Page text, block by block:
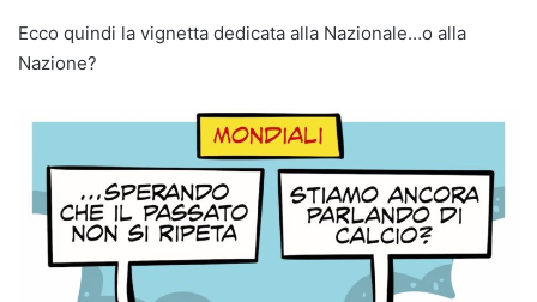
Ecco quindi la vignetta dedicata alla Nazionale…o alla
Nazione?